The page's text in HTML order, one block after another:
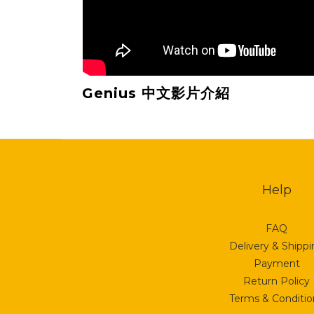
Genius 中文影片介紹
Help
FAQ
Delivery &
Payment
Return Policy
Terms &